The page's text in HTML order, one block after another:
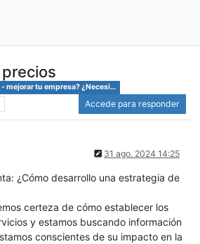
tu empresa? ¿Necesitas saber cómo?
Accede para responder
31 ago. 2024 14:25
¿Cómo desarrollo una estrategia de
certeza de cómo establecer los
y estamos buscando información
conscientes de su impacto en la